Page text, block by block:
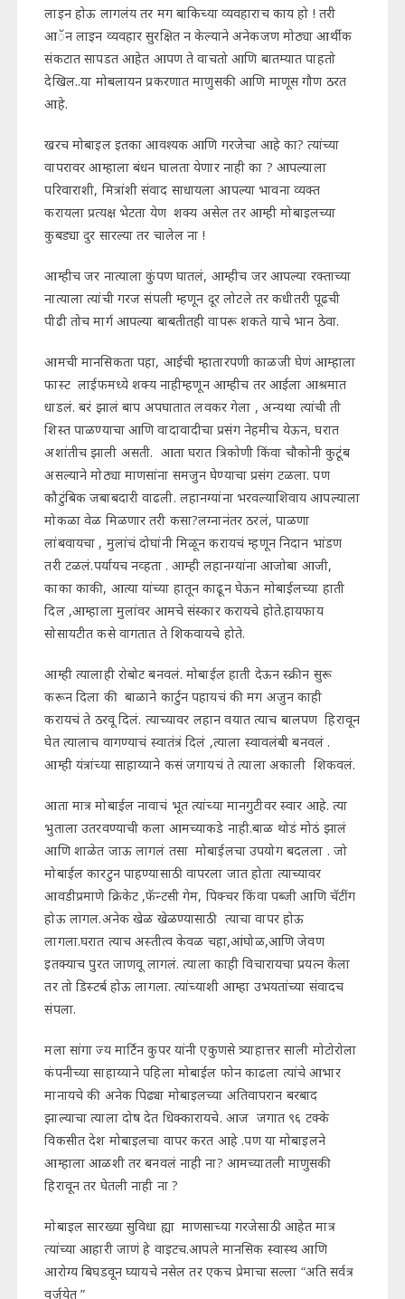
लाइन होऊ लागलंय तर मग बाकिच्या व्यवहाराच काय हो ! तरी
आॅन लाइन व्यवहार सुरक्षित न केल्याने अनेकजण मोठ्या आर्थीक
संकटात सापडत आहेत आपण ते वाचतो आणि बातम्यात पाहतो
देखिल..या मोबलायन प्रकरणात माणुसकी आणि माणूस गौण ठरत
आहे.
खरच मोबाइल इतका आवश्यक आणि गरजेचा आहे का? त्यांच्या
वापरावर आम्हाला बंधन घालता येणार नाही का ? आपल्याला
परिवाराशी, मित्रांशी संवाद साधायला आपल्या भावना व्यक्त
करायला प्रत्यक्ष भेटता येण शक्य असेल तर आम्ही मोबाइलच्या
कुबड्या दुर सारल्या तर चालेल ना !
आम्हीच जर नात्याला कुंपण घातलं, आम्हीच जर आपल्या रक्ताच्या
नात्याला त्यांची गरज संपली म्हणून दूर लोटले तर कधीतरी पूढची
पीढी तोच मार्ग आपल्या बाबतीतही वापरू शकते याचे भान ठेवा.
आमची मानसिकता पहा, आईची म्हातारपणी काळजी घेणं आम्हाला
फास्ट लाईफमध्ये शक्य नाहीम्हणून आम्हीच तर आईला आश्रमात
धाडलं. बरं झालं बाप अपघातात लवकर गेला , अन्यथा त्यांची ती
शिस्त पाळण्याचा आणि वादावादीचा प्रसंग नेहमीच येऊन, घरात
अशांतीच झाली असती. आता घरात त्रिकोणी किंवा चौकोनी कुटूंब
असल्याने मोठ्या माणसांना समजुन घेण्याचा प्रसंग टळला. पण
कौटुंबिक जबाबदारी वाढली. लहानग्यांना भरवल्याशिवाय आपल्याला
मोकळा वेळ मिळणार तरी कसा?लग्नानंतर ठरलं, पाळणा
लांबवायचा , मुलांचं दोघांनी मिळून करायचं म्हणून निदान भांडण
तरी टळलं.पर्यायच नव्हता . आम्ही लहानग्यांना आजोबा आजी,
काका काकी, आत्या यांच्या हातून काढून घेऊन मोबाईलच्या हाती
दिल ,आम्हाला मुलांवर आमचे संस्कार करायचे होते.हायफाय
सोसायटीत कसे वागतात ते शिकवायचे होते.
आम्ही त्यालाही रोबोट बनवलं. मोबाईल हाती देऊन स्क्रीन सुरू
करून दिला की बाळाने कार्टुन पहायचं की मग अजुन काही
करायचं ते ठरवू दिलं. त्याच्यावर लहान वयात त्याच बालपण हिरावून
घेत त्यालाच वागण्याचं स्वातंत्रं दिलं ,त्याला स्वावलंबी बनवलं .
आम्ही यंत्रांच्या साहाय्याने कसं जगायचं ते त्याला अकाली शिकवलं.
आता मात्र मोबाईल नावाचं भूत त्यांच्या मानगुटीवर स्वार आहे. त्या
भुताला उतरवण्याची कला आमच्याकडे नाही.बाळ थोडं मोठं झालं
आणि शाळेत जाऊ लागलं तसा मोबाईलचा उपयोग बदलला . जो
मोबाईल कारटुन पाहण्यासाठी वापरला जात होता त्याच्यावर
आवडीप्रमाणे क्रिकेट ,फॅन्टसी गेम, पिक्चर किंवा पब्जी आणि चॅटींग
होऊ लागल.अनेक खेळ खेळण्यासाठी त्याचा वापर होऊ
लागला.घरात त्याच अस्तीत्व केवळ चहा,आंघोळ,आणि जेवण
इतक्याच पुरत जाणवू लागलं. त्याला काही विचारायचा प्रयत्न केला
तर तो डिस्टर्ब होऊ लागला. त्यांच्याशी आम्हा उभयतांच्या संवादच
संपला.
मला सांगा ज्य मार्टिन कुपर यांनी एकुणसे त्र्याहात्तर साली मोटोरोला
कंपनीच्या साहाय्याने पहिला मोबाईल फोन काढला त्यांचे आभार
मानायचे की अनेक पिढ्या मोबाइलच्या अतिवापरान बरबाद
झाल्याचा त्याला दोष देत धिक्कारायचे. आज जगात ९६ टक्के
विकसीत देश मोबाइलचा वापर करत आहे .पण या मोबाइलने
आम्हाला आळशी तर बनवलं नाही ना? आमच्यातली माणुसकी
हिरावून तर घेतली नाही ना ?
मोबाइल सारख्या सुविधा ह्या माणसाच्या गरजेसाठी आहेत मात्र
त्यांच्या आहारी जाणं हे वाइटच.आपले मानसिक स्वास्थ आणि
आरोग्य बिघडवून घ्यायचे नसेल तर एकच प्रेमाचा सल्ला “अति सर्वत्र
वर्जयेत ”